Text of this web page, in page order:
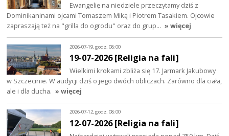
Ewangelię na niedziele przeczytamy dziś z
Dominikaninami ojcami Tomaszem Miką i Piotrem Tasakiem. Ojcowie
zapraszają też na "grilla do ogrodu" oraz do grup… » więcej
2026-07-19, godz. 08:00
19-07-2026 [Religia na fali]
Wielkimi krokami zbliża się 17. Jarmark Jakubowy
w Szczecinie. W audycji dziś o jego dwóch obliczach. Zarówno dla ciała,
ale i dla ducha. » więcej
2026-07-12, godz. 08:00
12-07-2026 [Religia na fali]